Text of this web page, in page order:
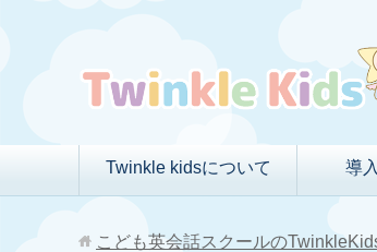
Twinkle kidsについて 導
こども英会話スクールの